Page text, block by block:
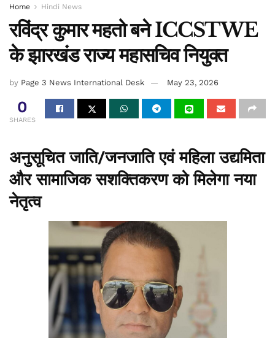
Home Hindi News
रविंद्र कुमार महतो बने ICCSTWE
के झारखंड राज्य महासचिव नियुक्त
by Page 3 News International Desk May 23, 2026
0
SHARES
अनुसूचित जाति/जनजाति एवं महिला उद्यमिता
और सामाजिक सशक्तिकरण को मिलेगा नया
नेतृत्व